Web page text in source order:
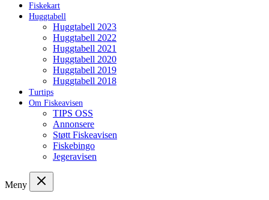
Fiskekart
Huggtabell
Huggtabell 2023
Huggtabell 2022
Huggtabell 2021
Huggtabell 2020
Huggtabell 2019
Huggtabell 2018
Turtips
Om Fiskeavisen
TIPS OSS
Annonsere
Støtt Fiskeavisen
Fiskebingo
Jegeravisen
Meny